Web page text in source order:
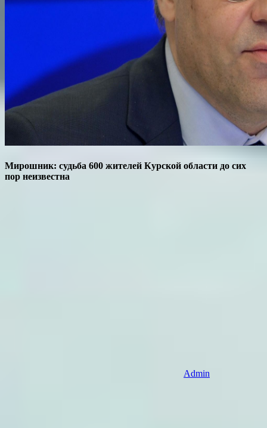
Мирошник: судьба 600 жителей Курской области до сих
пор неизвестна
Admin